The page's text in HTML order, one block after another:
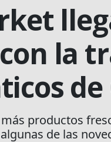
la
de
productos
de las